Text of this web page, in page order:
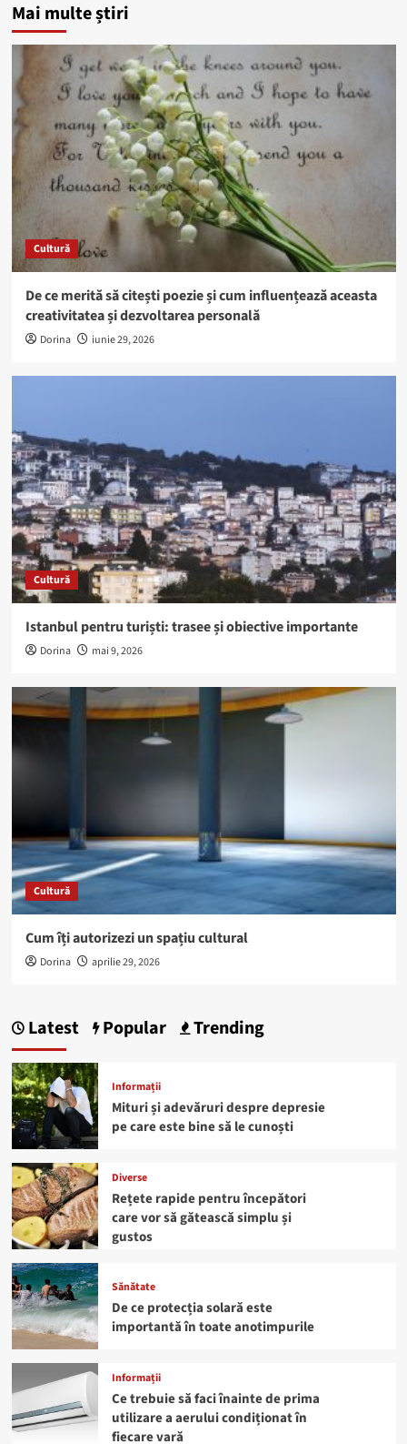
Mai multe știri
Cultură
De ce merită să citești poezie și cum influențează aceasta
creativitatea și dezvoltarea personală
Dorina iunie 29, 2026
Cultură
Istanbul pentru turiști: trasee și obiective importante
Dorina mai 9, 2026
Cultură
Cum îți autorizezi un spațiu cultural
Dorina aprilie 29, 2026
Latest Popular Trending
Informații
Mituri și adevăruri despre depresie
pe care este bine să le cunoști
Diverse
Rețete rapide pentru începători
care vor să gătească simplu și
gustos
Sănătate
De ce protecția solară este
importantă în toate anotimpurile
Informații
Ce trebuie să faci înainte de prima
utilizare a aerului condiționat în
fiecare vară